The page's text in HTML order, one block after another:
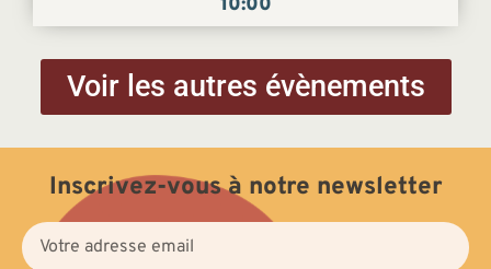
10:00
Voir les autres évènements
Inscrivez-vous à notre newsletter